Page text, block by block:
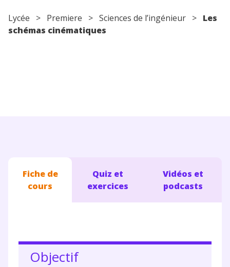
Lycée > Premiere > Sciences de l’ingénieur > Les
schémas cinématiques
Fiche de
cours
Quiz et
exercices
Vidéos et
podcasts
Objectif